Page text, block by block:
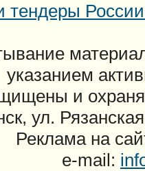
тендеры
указанием
и
ул.
Реклама на
e-mail: